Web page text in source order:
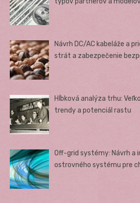
Návrh DC/AC kabeláže a
strát a zabezpečenie
Hĺbková analýza trhu:
trendy a potenciál rastu
Off-grid systémy: Návrh a
ostrovného systému pre